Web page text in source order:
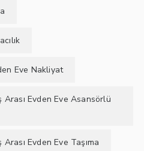
Eve Nakliyat
Evden Eve Asansörlü
Evden Eve Taşıma